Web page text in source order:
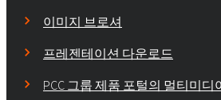
이미지 브로셔
프레젠테이션 다운로드
PCC 그룹 제품 포털의 멀티미디